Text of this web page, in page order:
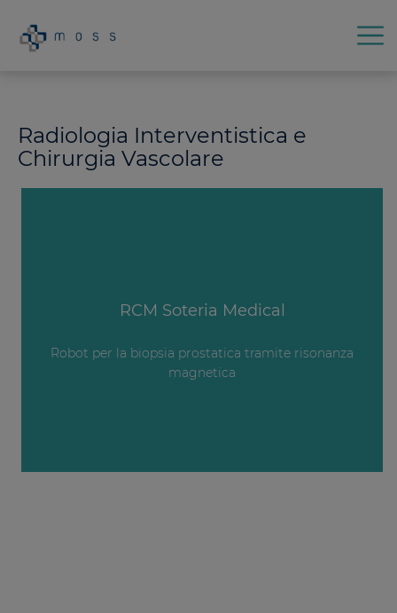
Radiologia Interventistica e
Chirurgia Vascolare
RCM Soteria Medical
Robot per la biopsia prostatica tramite risonanza
magnetica